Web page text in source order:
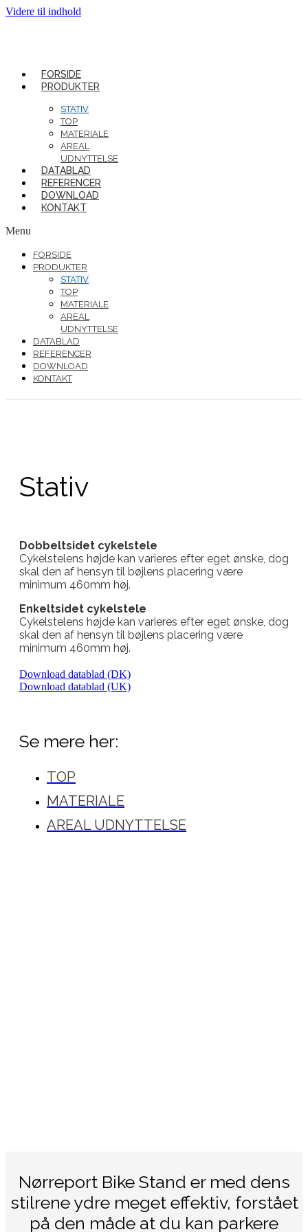
Videre til indhold
FORSIDE
PRODUKTER
STATIV
TOP
MATERIALE
AREAL
UDNYTTELSE
DATABLAD
REFERENCER
DOWNLOAD
KONTAKT
Menu
FORSIDE
PRODUKTER
STATIV
TOP
MATERIALE
AREAL
UDNYTTELSE
DATABLAD
REFERENCER
DOWNLOAD
KONTAKT
Stativ
Dobbeltsidet cykelstele
Cykelstelens højde kan varieres efter eget ønske, dog
skal den af hensyn til bøjlens placering være
minimum 460mm høj.
Enkeltsidet cykelstele
Cykelstelens højde kan varieres efter eget ønske, dog
skal den af hensyn til bøjlens placering være
minimum 460mm høj.
Download datablad (DK)
Download datablad (UK)
Se mere her:
TOP
MATERIALE
AREAL UDNYTTELSE
Nørreport Bike Stand er med dens
stilrene ydre meget effektiv, forstået
på den måde at du kan parkere